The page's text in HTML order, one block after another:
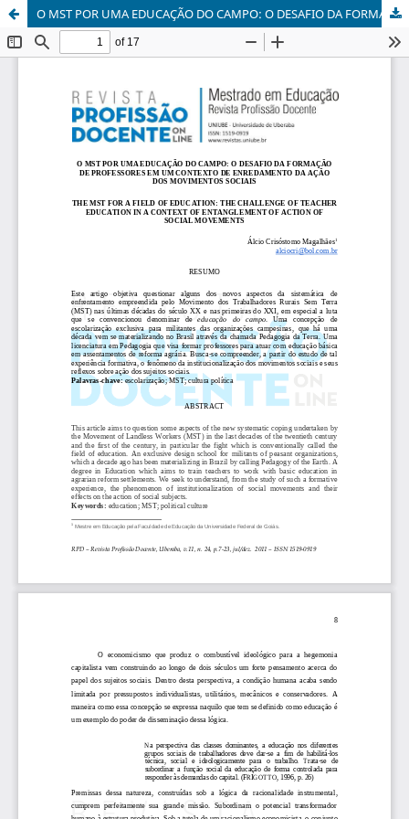
O MST POR UMA EDUCAÇÃO DO CAMPO: O DESAFIO DA FORMAÇÃO DE PROFESSORES EM UM CONTEXTO DE ENREDAMENTO DA AÇÃO DOS MOVIMENTOS SOCIAIS